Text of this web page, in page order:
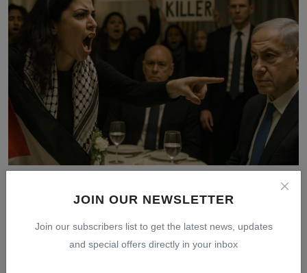
JOIN OUR NEWSLETTER
Join our subscribers list to get the latest news, updates
and special offers directly in your inbox